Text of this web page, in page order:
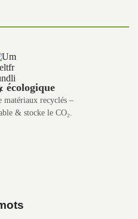
écologique
matériaux recyclés –
& stocke le CO₂.